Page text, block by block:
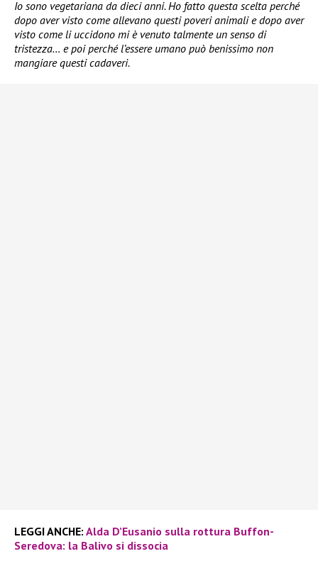
Io sono vegetariana da dieci anni. Ho fatto questa scelta perché
dopo aver visto come allevano questi poveri animali e dopo aver
visto come li uccidono mi è venuto talmente un senso di
tristezza… e poi perché l’essere umano può benissimo non
mangiare questi cadaveri.
LEGGI ANCHE: Alda D’Eusanio sulla rottura Buffon-
Seredova: la Balivo si dissocia